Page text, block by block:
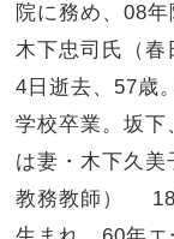
院に務め、08
木下忠司氏（
4日逝去、57歳
学校卒業。坂
は妻・木下久
教務教師） 18